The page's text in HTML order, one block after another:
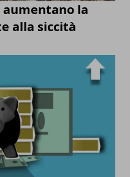
la
alla siccità